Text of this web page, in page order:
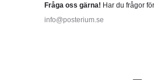
Fråga oss gärna! Har du frågor
info@posterium.se